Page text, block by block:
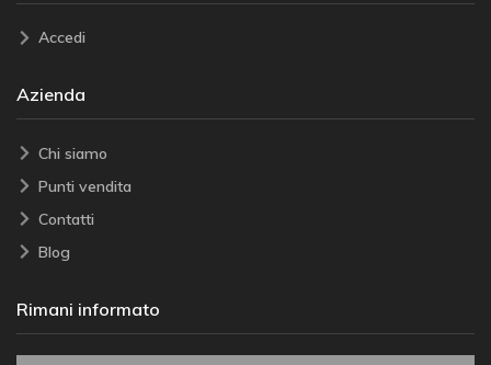
Accedi
Azienda
Chi siamo
Punti vendita
Contatti
Blog
Rimani informato